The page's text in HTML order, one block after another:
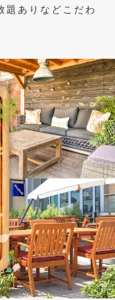
題ありなどこだわ